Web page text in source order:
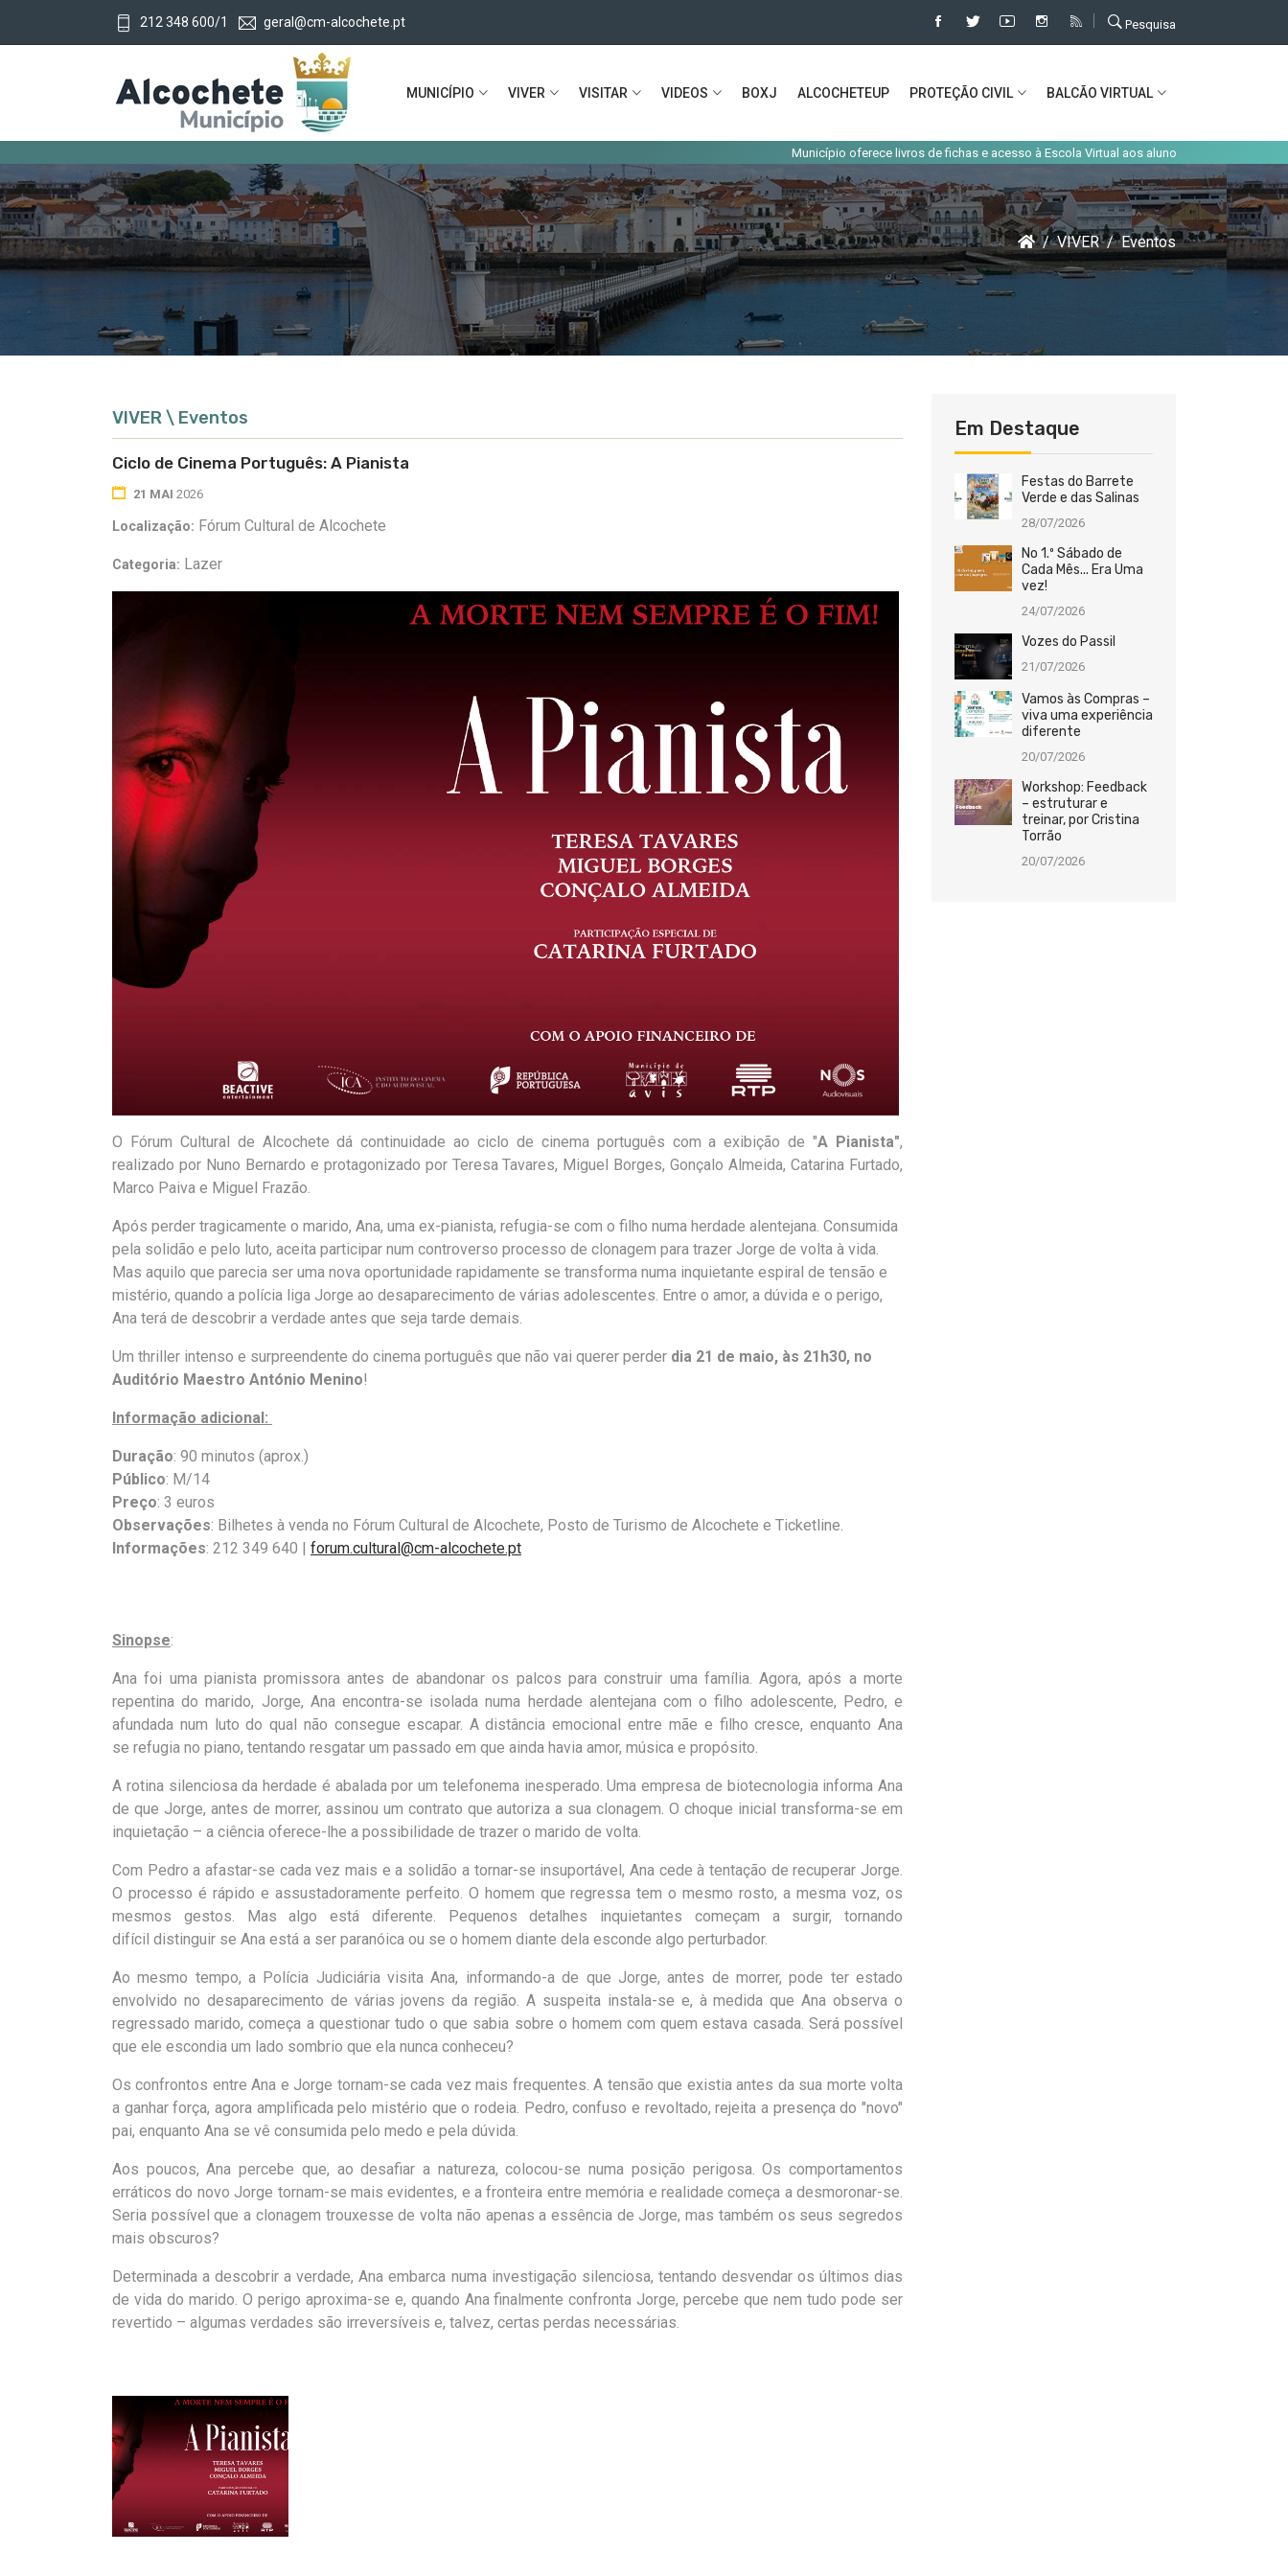
212 348 600/1 geral@cm-alcochete.pt Pesquisa
MUNICÍPIO VIVER VISITAR VIDEOS BOXJ ALCOCHETEUP PROTEÇÃO CIVIL BALCÃO VIRTUAL
Município oferece livros de fichas e acesso à Escola Virtual aos alunos do concelho
VIVER Eventos
VIVER \ Eventos
Ciclo de Cinema Português: A Pianista
21 MAI 2026
Localização: Fórum Cultural de Alcochete
Categoria: Lazer
O Fórum Cultural de Alcochete dá continuidade ao ciclo de cinema português com a exibição de "A Pianista",
realizado por Nuno Bernardo e protagonizado por Teresa Tavares, Miguel Borges, Gonçalo Almeida, Catarina Furtado,
Marco Paiva e Miguel Frazão.
Após perder tragicamente o marido, Ana, uma ex-pianista, refugia-se com o filho numa herdade alentejana. Consumida
pela solidão e pelo luto, aceita participar num controverso processo de clonagem para trazer Jorge de volta à vida.
Mas aquilo que parecia ser uma nova oportunidade rapidamente se transforma numa inquietante espiral de tensão e
mistério, quando a polícia liga Jorge ao desaparecimento de várias adolescentes. Entre o amor, a dúvida e o perigo,
Ana terá de descobrir a verdade antes que seja tarde demais.
Um thriller intenso e surpreendente do cinema português que não vai querer perder dia 21 de maio, às 21h30, no
Auditório Maestro António Menino!
Informação adicional:
Duração: 90 minutos (aprox.)
Público: M/14
Preço: 3 euros
Observações: Bilhetes à venda no Fórum Cultural de Alcochete, Posto de Turismo de Alcochete e Ticketline.
Informações: 212 349 640 | forum.cultural@cm-alcochete.pt
Sinopse:
Ana foi uma pianista promissora antes de abandonar os palcos para construir uma família. Agora, após a morte
repentina do marido, Jorge, Ana encontra-se isolada numa herdade alentejana com o filho adolescente, Pedro, e
afundada num luto do qual não consegue escapar. A distância emocional entre mãe e filho cresce, enquanto Ana
se refugia no piano, tentando resgatar um passado em que ainda havia amor, música e propósito.
A rotina silenciosa da herdade é abalada por um telefonema inesperado. Uma empresa de biotecnologia informa Ana
de que Jorge, antes de morrer, assinou um contrato que autoriza a sua clonagem. O choque inicial transforma-se em
inquietação – a ciência oferece-lhe a possibilidade de trazer o marido de volta.
Com Pedro a afastar-se cada vez mais e a solidão a tornar-se insuportável, Ana cede à tentação de recuperar Jorge.
O processo é rápido e assustadoramente perfeito. O homem que regressa tem o mesmo rosto, a mesma voz, os
mesmos gestos. Mas algo
está diferente. Pequenos detalhes inquietantes começam a surgir, tornando
difícil distinguir se Ana está a ser paranóica ou se o homem diante dela esconde algo perturbador.
Ao mesmo tempo, a Polícia Judiciária visita Ana, informando-a de que Jorge, antes de morrer, pode ter estado
envolvido no desaparecimento de várias jovens da região. A suspeita instala-se e, à medida que Ana observa o
regressado marido, começa a questionar tudo o que sabia sobre o homem com quem estava casada. Será possível
que ele escondia um lado sombrio que ela nunca conheceu?
Os confrontos entre Ana e Jorge tornam-se cada vez mais frequentes. A tensão que existia antes da sua morte volta
a ganhar força, agora amplificada pelo mistério que o rodeia. Pedro, confuso e revoltado, rejeita a presença do "novo"
pai, enquanto Ana se vê consumida pelo medo e pela dúvida.
Aos poucos, Ana percebe que, ao desafiar a natureza, colocou-se numa posição perigosa. Os comportamentos
erráticos do novo Jorge tornam-se mais evidentes, e a fronteira entre memória e realidade começa a desmoronar-se.
Seria possível que a clonagem trouxesse de volta não apenas a essência de Jorge, mas também os seus segredos
mais obscuros?
Determinada a descobrir a verdade, Ana embarca numa investigação silenciosa, tentando desvendar os últimos dias
de vida do marido. O perigo aproxima-se e, quando Ana finalmente confronta Jorge, percebe que nem tudo pode ser
revertido – algumas verdades são irreversíveis e, talvez, certas perdas necessárias.
Em Destaque
Festas do Barrete
Verde e das Salinas
28/07/2026
No 1.º Sábado de
Cada Mês... Era Uma
vez!
24/07/2026
Vozes do Passil
21/07/2026
Vamos às Compras –
viva uma experiência
diferente
20/07/2026
Workshop: Feedback
– estruturar e
treinar, por Cristina
Torrão
20/07/2026